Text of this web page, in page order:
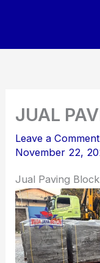
JUAL
Leave a Comment
November 22,
Jual Paving